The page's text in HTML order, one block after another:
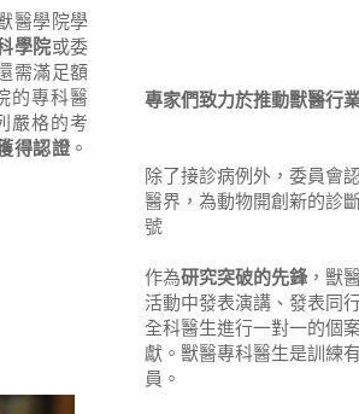
醫學院學
學院或委
需滿足額
的專科醫
嚴格的考
得認證。
專家們致力於推動獸醫行
除了接診病例外，委員會
醫界，為動物開創新的診
號
作為研究突破的先鋒，獸
活動中發表演講、發表同
全科醫生進行一對一的個
獻。獸醫專科醫生是訓練
員。